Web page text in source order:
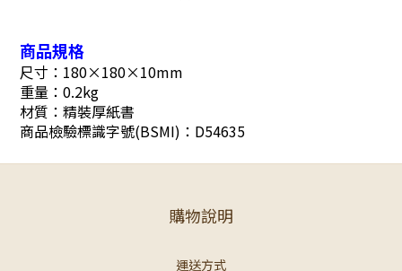
商品規格
尺寸：180×180×10mm
重量：0.2kg
材質：精裝厚紙書
商品檢驗標識字號(BSMI)：D54635
購物說明
運送方式